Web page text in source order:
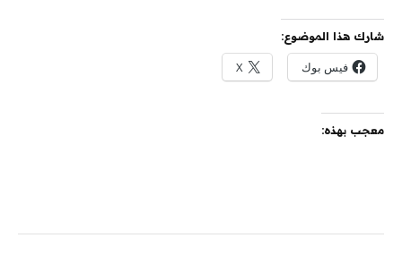
شارك هذا الموضوع:
فيس بوك X
معجب بهذه: